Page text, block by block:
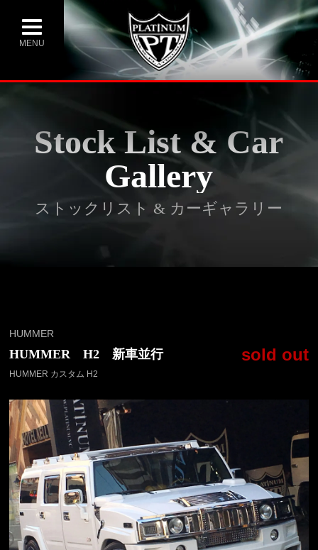
MENU
Stock List & Car
Gallery
ストックリスト & カーギャラリー
HUMMER
HUMMER H2 新車並行 sold out
HUMMER カスタム H2